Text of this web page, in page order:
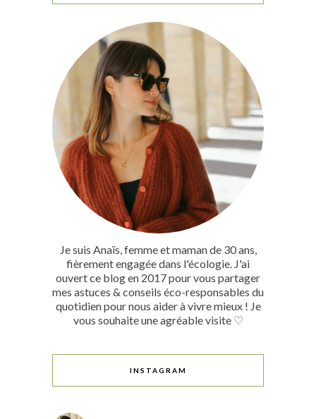
Je suis Anaïs, femme et maman de 30 ans,
fièrement engagée dans l'écologie. J'ai
ouvert ce blog en 2017 pour vous partager
mes astuces & conseils éco-responsables du
quotidien pour nous aider à vivre mieux ! Je
vous souhaite une agréable visite ♡
INSTAGRAM